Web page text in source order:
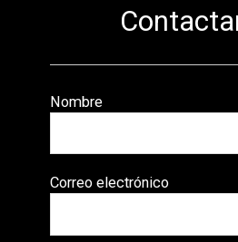
Nombre
Correo electrónico